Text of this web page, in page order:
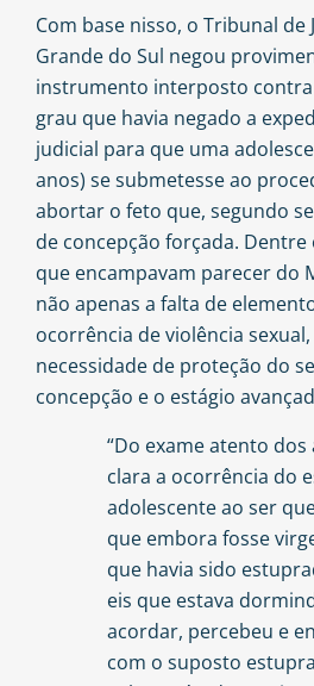
Com base nisso, o Tribunal de
Grande do Sul negou
instrumento interposto
grau que havia negado a
judicial para que uma
anos) se submetesse ao
abortar o feto que, segundo
de concepção forçada.
que encampavam parecer do
não apenas a falta de
ocorrência de violência
necessidade de proteção do
concepção e o estágio
“Do exame atento
clara a ocorrência do
adolescente ao ser
que embora fosse
que havia sido
eis que estava
acordar, percebeu e
com o suposto